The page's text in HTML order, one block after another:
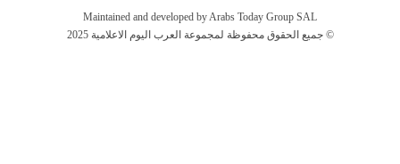
Maintained and developed by Arabs Today Group SAL
جميع الحقوق محفوظة لمجموعة العرب اليوم الاعلامية 2025 ©